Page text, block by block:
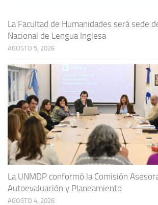
La Facultad de Humanidades será sede
Nacional de Lengua Inglesa
AGOSTO 5, 2026
La UNMDP conformó la Comisión
Autoevaluación y Planeamiento
AGOSTO 4, 2026